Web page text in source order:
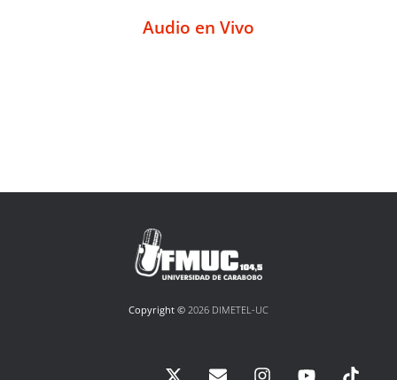
Audio en Vivo
Copyright © 2026 DIMETEL-UC